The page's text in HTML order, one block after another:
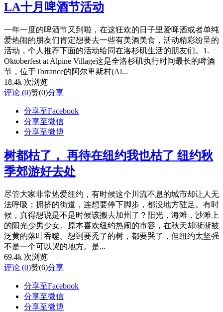
LA十月啤酒节活动
一年一度的啤酒节又到啦，在这狂欢的日子里爱啤酒或者单纯
爱热闹的朋友们肯定想要去一些有美酒美食，活动精彩纷呈的
活动，个人推荐下面的活动给同在洛杉矶生活的朋友们。1.
Oktoberfest at Alpine Village这是全洛杉矶执行时间最长的啤酒
节，位于Torrance的阿尔卑斯村(Al...
18.4k 次浏览
评论 (0)赞(0)分享
分享至Facebook
分享至微信
分享至微博
树都枯了， 再待在纽约我也枯了 纽约秋
季郊游好去处
尽管大家非常热爱纽约，有时候这个川流不息的城市却让人无
法呼吸；拥挤的街道，连想要停下脚步，都没地方驻足。有时
候，真得想说是不是时候该搬去加州了？阳光，海滩，沙滩上
的阳光少男少女。原本喜欢纽约热闹的市容，在秋天却渐渐被
泛黄的落叶吞噬。想到要秃了的树，都要哭了，但纽约太坚强
不是一个可以哭的地方。是...
69.4k 次浏览
评论 (0)赞(6)分享
分享至Facebook
分享至微信
分享至微博